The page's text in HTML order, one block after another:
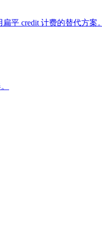
平 credit 计费的替代方案。